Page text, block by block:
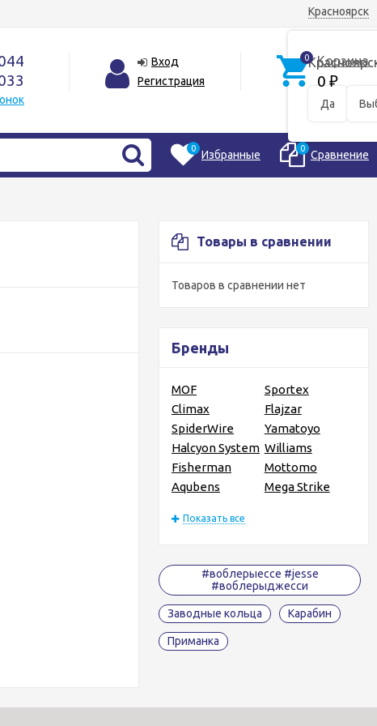
Красноярск
Да
Вход
Регистрация
0 Корзина
0 ₽
0 Избранные 0 Сравнение
Товары в сравнении
Товаров в сравнении нет
Бренды
MOF
Sportex
Climax
Flajzar
SpiderWire
Yamatoyo
Halcyon System Williams
Fisherman
Mottomo
Aqubens
Mega Strike
Показать все
#воблерыессе #jesse
#воблерыджесси
Заводные кольца Карабин
Приманка